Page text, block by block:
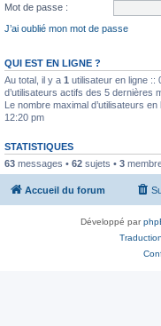
Mot de passe :
J’ai oublié mon mot de passe
QUI EST EN LIGNE ?
Au total, il y a 1 utilisateur en ligne ::
d’utilisateurs actifs des 5 dernières
Le nombre maximal d’utilisateurs
12:20 pm
STATISTIQUES
63 messages • 62 sujets • 3
Accueil du forum
Développé par